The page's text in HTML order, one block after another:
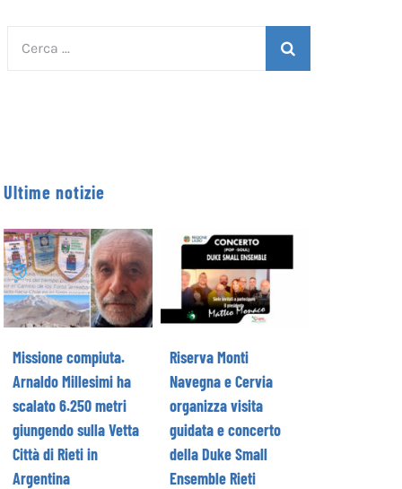
I restauri della cappella di Sant’Antonio di Padova
per:
Ultime notizie
Missione
Arnaldo Millesimi
ha scalato 6.250
metri giungendo
sulla Vetta Città
Argentina
Missione compiuta.
Arnaldo Millesimi ha
scalato 6.250 metri
giungendo sulla Vetta
Città di Rieti in
Argentina
Navegna e
Cervia organizza
visita guidata e
concerto della
Duke Small
Ensemble Rieti
Riserva Monti
Navegna e Cervia
organizza visita
guidata e concerto
della Duke Small
Ensemble Rieti